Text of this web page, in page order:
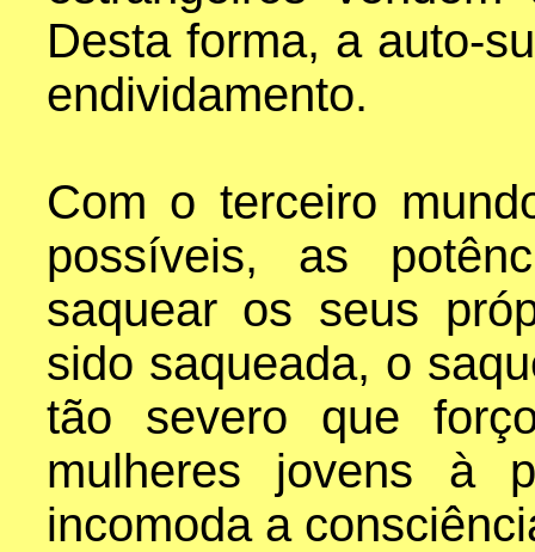
Desta forma, a auto-
endividamento.
Com o terceiro
possíveis, as
saquear os seus
sido saqueada, o
tão severo que
mulheres jovens à
incomoda a